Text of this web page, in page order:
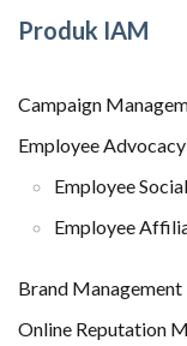
Produk IAM
Campaign
Employee Advocacy
Employee
Employee
Brand Management
Online Reputation